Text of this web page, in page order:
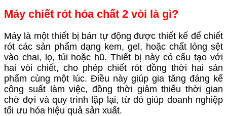
Máy chiết rót hóa chất 2 vòi là gì?
Máy là một thiết bị bán tự động được thiết kế để chiết
rót các sản phẩm dạng kem, gel, hoặc chất lỏng sệt
vào chai, lọ, túi hoặc hũ. Thiết bị này có cấu tạo với
hai vòi chiết, cho phép chiết rót đồng thời hai sản
phẩm cùng một lúc. Điều này giúp gia tăng đáng kể
công suất làm việc, đồng thời giảm thiểu thời gian
chờ đợi và quy trình lặp lại, từ đó giúp doanh nghiệp
tối ưu hóa hiệu quả sản xuất.